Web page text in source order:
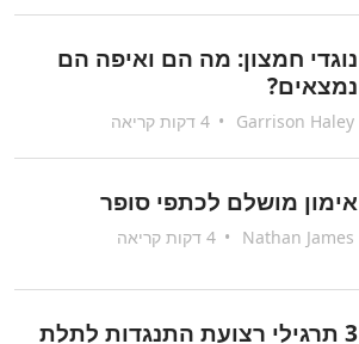
נוגדי חמצון: מה הם ואיפה הם
נמצאים?
Garrison Haley
•
אימון מושלם לכתפי סופר
Nathan James
•
3 תרגילי רצועת התנגדות לתלת